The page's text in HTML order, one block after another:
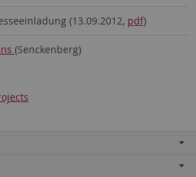
(13.09.2012, pdf)
(Senckenberg)